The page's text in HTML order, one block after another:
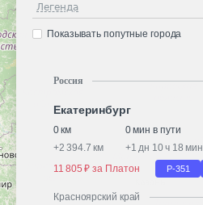
Легенда
Показывать попутные города
Россия
Екатеринбург
0 км
0 мин в пути
+2 394.7 км +1 дн 10 ч 18 мин
11 805 ₽ за Платон
Р-351
Красноярский край